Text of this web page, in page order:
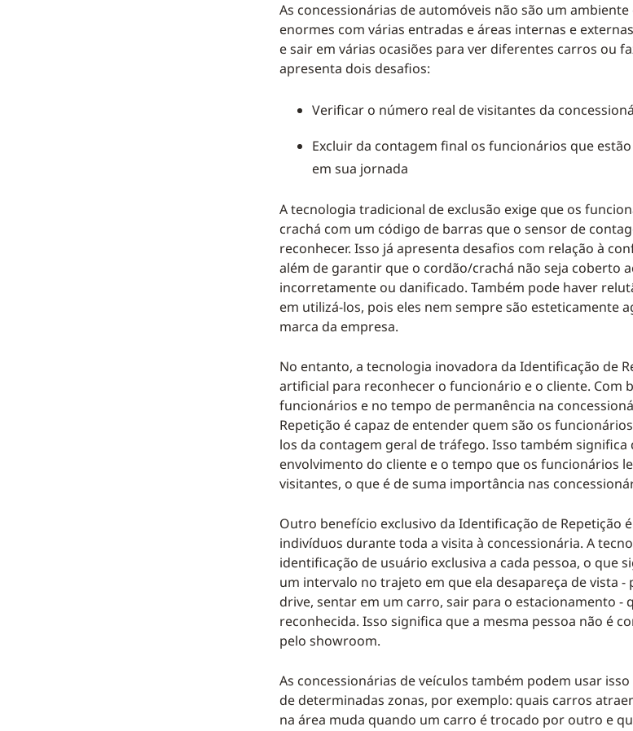
As concessionárias de automóveis não são um ambiente
enormes com várias entradas e áreas internas e
e sair em várias ocasiões para ver diferentes carros ou
apresenta dois desafios:
Verificar o número real de visitantes da
Excluir da contagem final os funcionários que
em sua jornada
A tecnologia tradicional de exclusão exige que os
crachá com um código de barras que o sensor de
reconhecer. Isso já apresenta desafios com relação à
além de garantir que o cordão/crachá não seja coberto
incorretamente ou danificado. Também pode haver
em utilizá-los, pois eles nem sempre são esteticamente
marca da empresa.
No entanto, a tecnologia inovadora da Identificação de
artificial para reconhecer o funcionário e o cliente. Com
funcionários e no tempo de permanência na
Repetição é capaz de entender quem são os
los da contagem geral de tráfego. Isso também significa
envolvimento do cliente e o tempo que os funcionários
visitantes, o que é de suma importância nas
Outro benefício exclusivo da Identificação de Repetição
indivíduos durante toda a visita à concessionária. A
identificação de usuário exclusiva a cada pessoa, o que
um intervalo no trajeto em que ela desapareça de vista
drive, sentar em um carro, sair para o estacionamento -
reconhecida. Isso significa que a mesma pessoa não é
pelo showroom.
As concessionárias de veículos também podem usar
de determinadas zonas, por exemplo: quais carros
na área muda quando um carro é trocado por outro e